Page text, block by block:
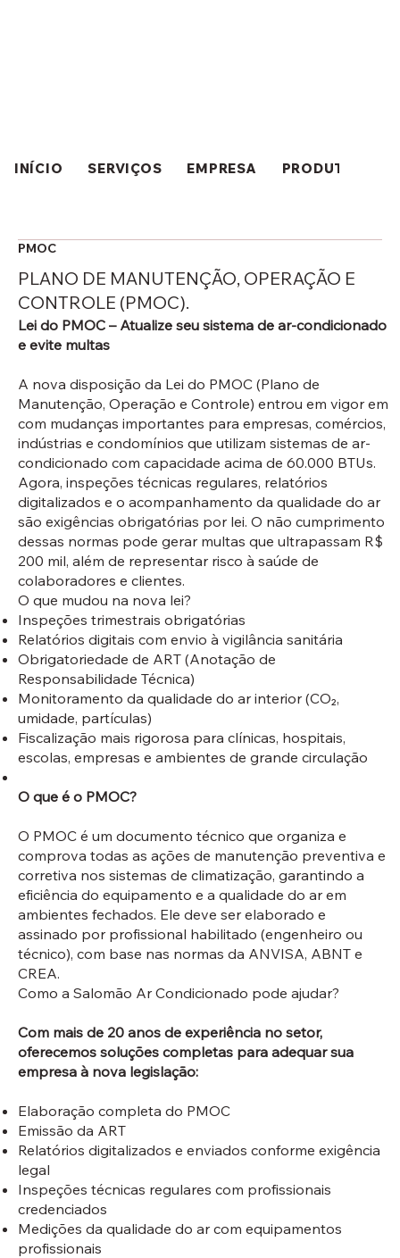
INÍCIO SERVIÇOS EMPRESA PRODUTOS
PLANO DE MANUTENÇÃO, OPERAÇÃO E
CONTROLE (PMOC).
PMOC
Lei do PMOC – Atualize seu sistema de ar-condicionado
e evite multas
A nova disposição da Lei do PMOC (Plano de
Manutenção, Operação e Controle) entrou em vigor em
com mudanças importantes para empresas, comércios,
indústrias e condomínios que utilizam sistemas de ar-
condicionado com capacidade acima de 60.000 BTUs.
Agora, inspeções técnicas regulares, relatórios
digitalizados e o acompanhamento da qualidade do ar
são exigências obrigatórias por lei. O não cumprimento
dessas normas pode gerar multas que ultrapassam R$
200 mil, além de representar risco à saúde de
colaboradores e clientes.
O que mudou na nova lei?
Inspeções trimestrais obrigatórias
Relatórios digitais com envio à vigilância sanitária
Obrigatoriedade de ART (Anotação de
Responsabilidade Técnica)
Monitoramento da qualidade do ar interior (CO₂,
umidade, partículas)
Fiscalização mais rigorosa para clínicas, hospitais,
escolas, empresas e ambientes de grande circulação
O que é o PMOC?
O PMOC é um documento técnico que organiza e
comprova todas as ações de manutenção preventiva e
corretiva nos sistemas de climatização, garantindo a
eficiência do equipamento e a qualidade do ar em
ambientes fechados. Ele deve ser elaborado e
assinado por profissional habilitado (engenheiro ou
técnico), com base nas normas da ANVISA, ABNT e
CREA.
Como a Salomão Ar Condicionado pode ajudar?
Com mais de 20 anos de experiência no setor,
oferecemos soluções completas para adequar sua
empresa à nova legislação:
Elaboração completa do PMOC
Emissão da ART
Relatórios digitalizados e enviados conforme exigência
legal
Inspeções técnicas regulares com profissionais
credenciados
Medições da qualidade do ar com equipamentos
profissionais